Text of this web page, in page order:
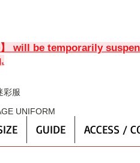
will be temporarily
彩服
UNIFORM
GUIDE ACCESS /